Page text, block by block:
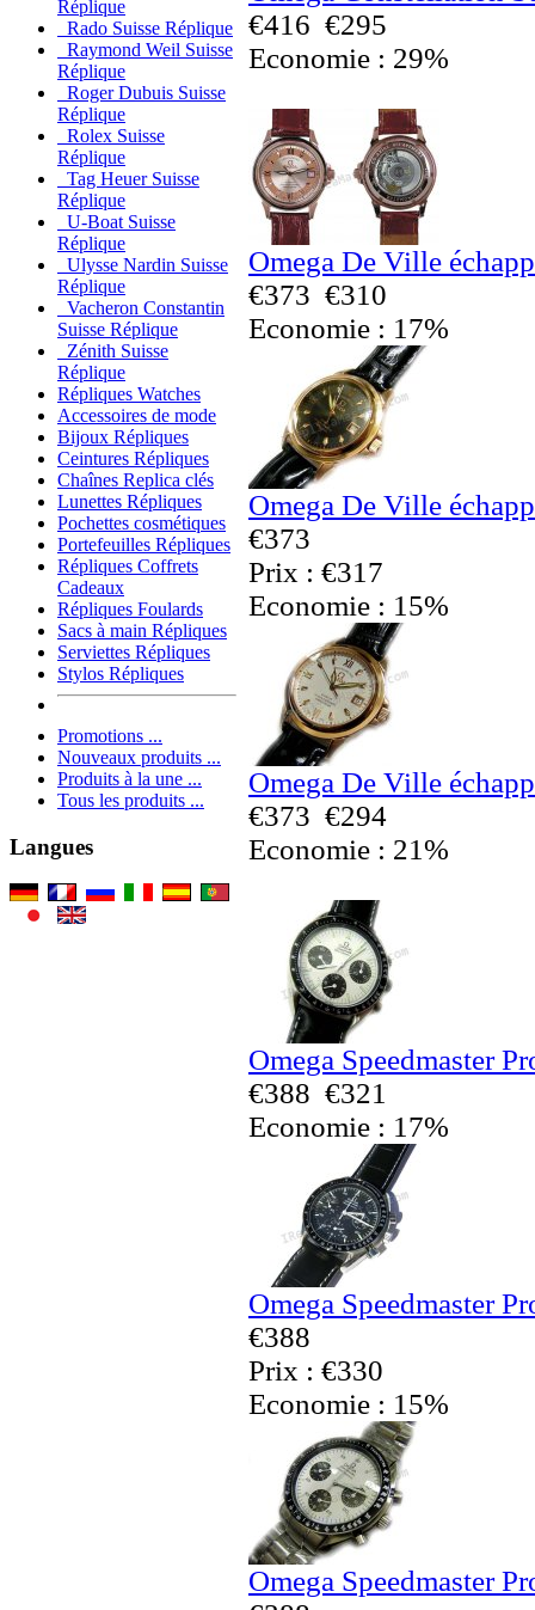
Réplique
Rado Suisse Réplique
Raymond Weil Suisse
Réplique
Roger Dubuis Suisse
Réplique
Rolex Suisse
Réplique
Tag Heuer Suisse
Réplique
U-Boat Suisse
Réplique
Ulysse Nardin Suisse
Réplique
Vacheron Constantin
Suisse Réplique
Zénith Suisse
Réplique
Répliques Watches
Accessoires de mode
Bijoux Répliques
Ceintures Répliques
Chaînes Replica clés
Lunettes Répliques
Pochettes cosmétiques
Portefeuilles Répliques
Répliques Coffrets
Cadeaux
Répliques Foulards
Sacs à main Répliques
Serviettes Répliques
Stylos Répliques
Promotions ...
Nouveaux produits ...
Produits à la une ...
Tous les produits ...
Langues
€416 €295
Economie : 29%
Omega De Ville
€373 €310
Economie : 17%
Omega De Ville
€373
Prix : €317
Economie : 15%
Omega De Ville
€373 €294
Economie : 21%
Omega Speedmaster
€388 €321
Economie : 17%
Omega Speedmaster
€388
Prix : €330
Economie : 15%
Omega Speedmaster